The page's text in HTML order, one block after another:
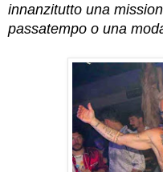
innanzitutto una
passatempo o una